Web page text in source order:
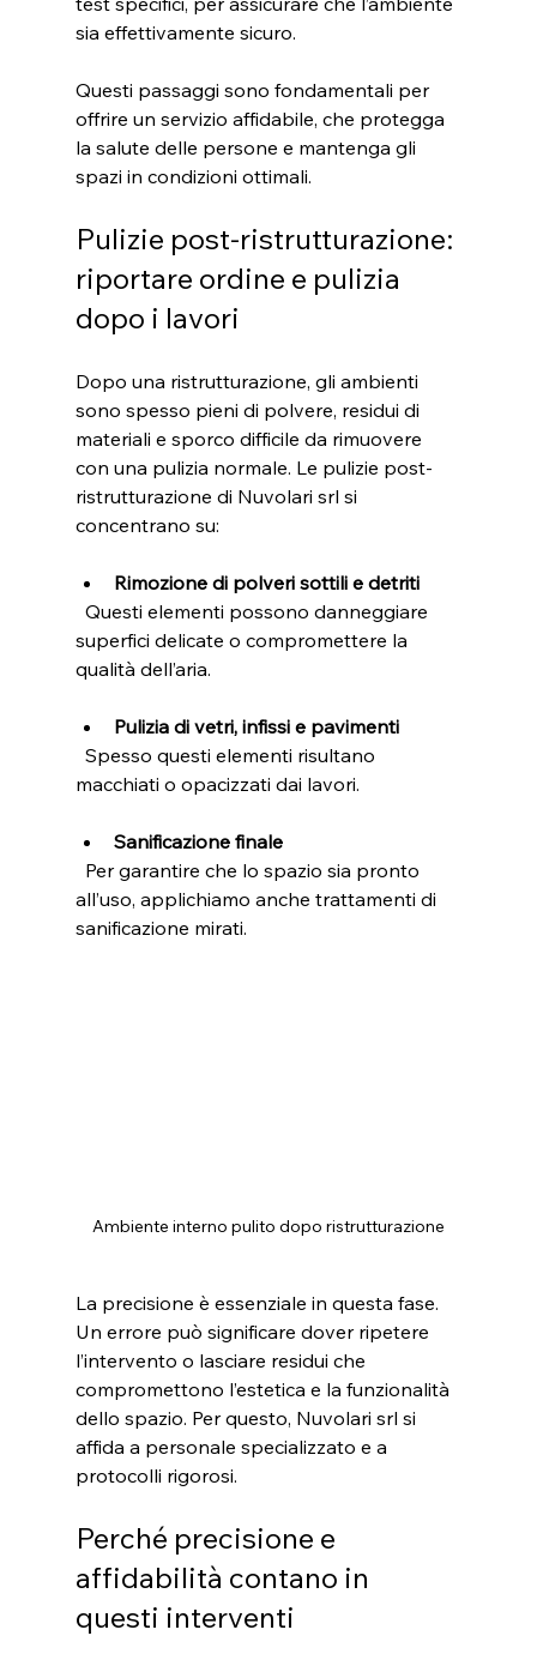
sia effettivamente sicuro.
Questi passaggi sono fondamentali per
offrire un servizio affidabile, che protegga
la salute delle persone e mantenga gli
spazi in condizioni ottimali.
Pulizie post-ristrutturazione:
riportare ordine e pulizia
dopo i lavori
Dopo una ristrutturazione, gli ambienti
sono spesso pieni di polvere, residui di
materiali e sporco difficile da rimuovere
con una pulizia normale. Le pulizie post-
ristrutturazione di Nuvolari srl si
concentrano su:
Rimozione di polveri sottili e detriti
superfici delicate o compromettere la
qualità dell’aria.
Pulizia di vetri, infissi e pavimenti
macchiati o opacizzati dai lavori.
Sanificazione finale
all’uso, applichiamo anche trattamenti di
sanificazione mirati.
Ambiente interno pulito dopo ristrutturazione
La precisione è essenziale in questa fase.
Un errore può significare dover ripetere
l’intervento o lasciare residui che
compromettono l’estetica e la funzionalità
dello spazio. Per questo, Nuvolari srl si
affida a personale specializzato e a
protocolli rigorosi.
Perché precisione e
affidabilità contano in
questi interventi